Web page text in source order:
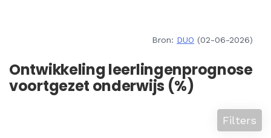
Bron: DUO (02-06-2026)
Ontwikkeling leerlingenprognose
voortgezet onderwijs (%)
Filters